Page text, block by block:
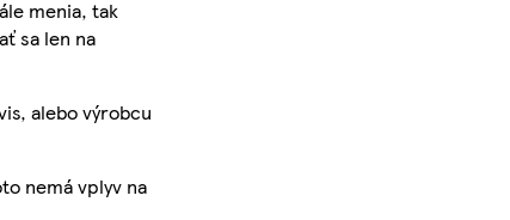
menia, tak
sa len na
alebo výrobcu
nemá vplyv na